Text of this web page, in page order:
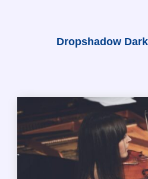
Dropshadow